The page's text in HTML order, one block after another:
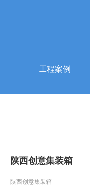
工程案例
陕西创意集装箱
陕西创意集装箱